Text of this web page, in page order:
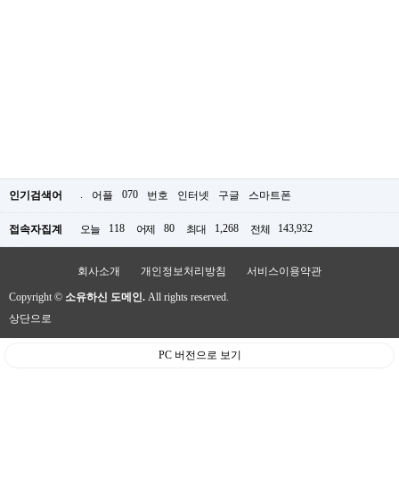
인기검색어 . 어플 070 번호 인터넷 구글 스마트폰
접속자집계 오늘 118 어제 80 최대 1,268 전체 143,932
회사소개 개인정보처리방침 서비스이용약관
Copyright © 소유하신 도메인. All rights reserved.
상단으로
PC 버전으로 보기